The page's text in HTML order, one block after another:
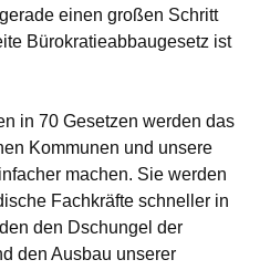
einen großen Schritt
Bürokratieabbaugesetz ist
in 70 Gesetzen werden das
Kommunen und unsere
machen. Sie werden
Fachkräfte schneller in
den Dschungel der
den Ausbau unserer